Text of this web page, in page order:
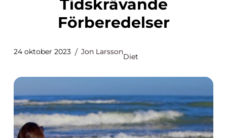
Tidskrävande
Förberedelser
24 oktober 2023 Jon Larsson
Diet